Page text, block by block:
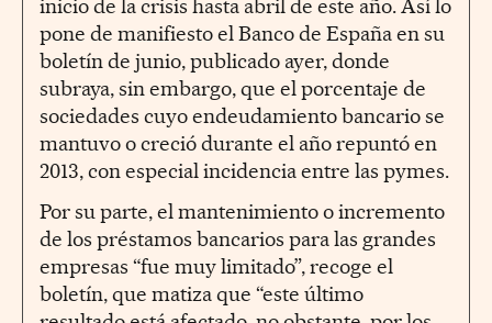
inicio de la crisis hasta abril de este año. Así lo
pone de manifiesto el Banco de España en su
boletín de junio, publicado ayer, donde
subraya, sin embargo, que el porcentaje de
sociedades cuyo endeudamiento bancario se
mantuvo o creció durante el año repuntó en
2013, con especial incidencia entre las pymes.
Por su parte, el mantenimiento o incremento
de los préstamos bancarios para las grandes
empresas “fue muy limitado”, recoge el
boletín, que matiza que “este último